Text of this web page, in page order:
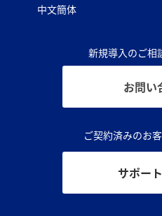
中文簡体
新規導入のご相
お問い
ご契約済みのお
サポー